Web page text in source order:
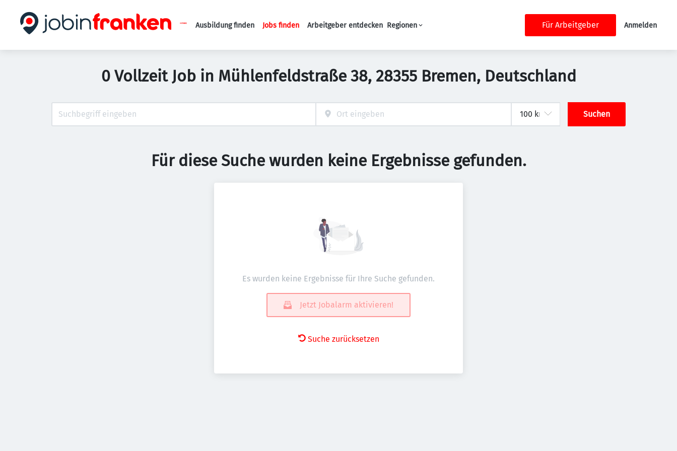
Haupt-Navigation
Ausbildung finden Jobs finden Arbeitgeber entdecken Regionen Für Arbeitgeber Anmelden
0 Vollzeit Job in Mühlenfeldstraße 38, 28355 Bremen, Deutschland
Suchen
Für diese Suche wurden keine Ergebnisse gefunden.
Es wurden keine Ergebnisse für Ihre Suche gefunden.
Jetzt Jobalarm aktivieren!
Suche zurücksetzen